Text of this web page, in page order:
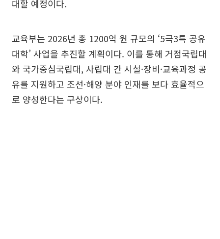
대할 예정이다.
교육부는 2026년 총 1200억 원 규모의 ‘5극3특 공유
대학’ 사업을 추진할 계획이다. 이를 통해 거점국립대
와 국가중심국립대, 사립대 간 시설·장비·교육과정 공
유를 지원하고 조선·해양 분야 인재를 보다 효율적으
로 양성한다는 구상이다.